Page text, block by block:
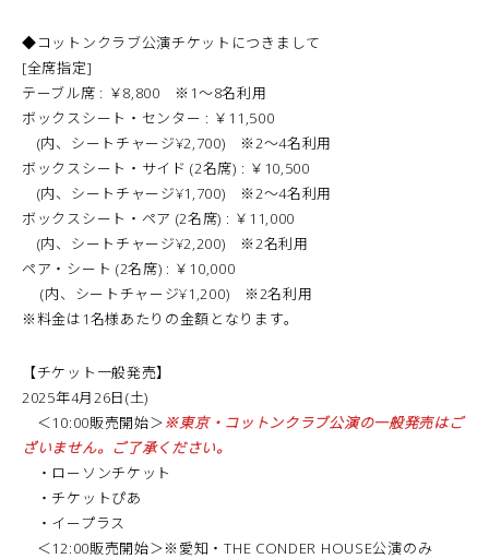
◆コットンクラブ公演チケットにつきまして
[全席指定]
テーブル席 : ￥8,800 ※1〜8名利用
ボックスシート・センター : ￥11,500
(内、シートチャージ¥2,700) ※2〜4名利用
ボックスシート・サイド (2名席) : ￥10,500
(内、シートチャージ¥1,700) ※2〜4名利用
ボックスシート・ペア (2名席) : ￥11,000
(内、シートチャージ¥2,200) ※2名利用
ペア・シート (2名席) : ￥10,000
(内、シートチャージ¥1,200) ※2名利用
※料金は1名様あたりの金額となります。
【チケット一般発売】
2025年4月26日(土)
＜10:00販売開始＞※東京・コットンクラブ公演の一般発売はご
ざいません。ご了承ください。
・ ローソンチケット
・ チケットぴあ
・ イープラス
＜12:00販売開始＞※愛知・THE CONDER HOUSE公演のみ